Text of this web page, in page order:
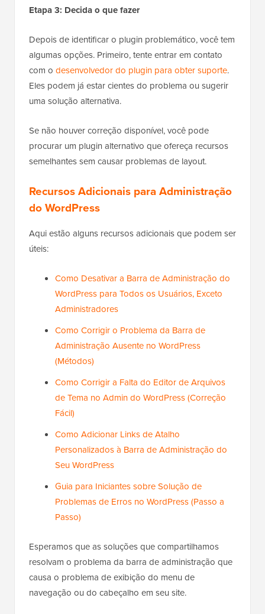
Etapa 3: Decida o que fazer
Depois de identificar o plugin problemático, você tem
algumas opções. Primeiro, tente entrar em contato
com o desenvolvedor do plugin para obter suporte.
Eles podem já estar cientes do problema ou sugerir
uma solução alternativa.
Se não houver correção disponível, você pode
procurar um plugin alternativo que ofereça recursos
semelhantes sem causar problemas de layout.
Recursos Adicionais para Administração
do WordPress
Aqui estão alguns recursos adicionais que podem ser
úteis:
Como Desativar a Barra de Administração do
WordPress para Todos os Usuários, Exceto
Administradores
Como Corrigir o Problema da Barra de
Administração Ausente no WordPress
(Métodos)
Como Corrigir a Falta do Editor de Arquivos
de Tema no Admin do WordPress (Correção
Fácil)
Como Adicionar Links de Atalho
Personalizados à Barra de Administração do
Seu WordPress
Guia para Iniciantes sobre Solução de
Problemas de Erros no WordPress (Passo a
Passo)
Esperamos que as soluções que compartilhamos
resolvam o problema da barra de administração que
causa o problema de exibição do menu de
navegação ou do cabeçalho em seu site.